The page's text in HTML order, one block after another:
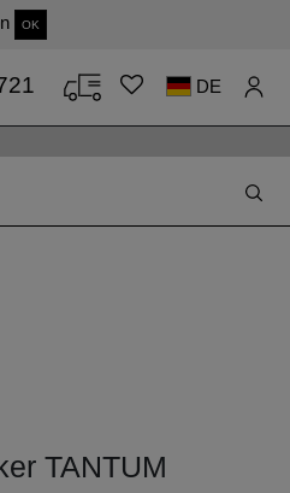
OK
DE
TANTUM